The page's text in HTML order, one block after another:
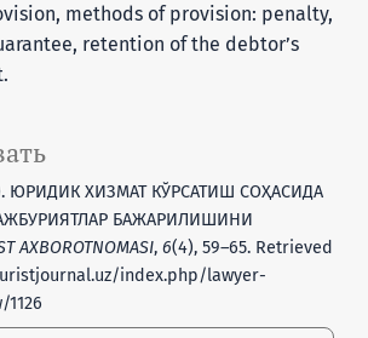
methods of provision: penalty,
retention of the debtor’s
ЮРИДИК ХИЗМАТ КЎРСАТИШ СОҲАСИДА
БАЖАРИЛИШИНИ
AXBOROTNOMASI, 6(4), 59–65. Retrieved
index.php/lawyer-